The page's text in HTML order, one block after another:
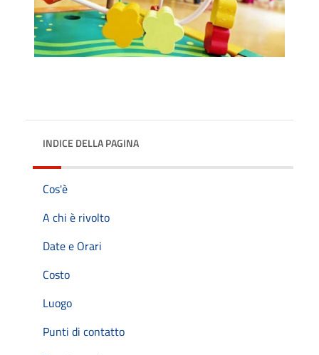
INDICE DELLA PAGINA
Cos'è
A chi è rivolto
Date e Orari
Costo
Luogo
Punti di contatto